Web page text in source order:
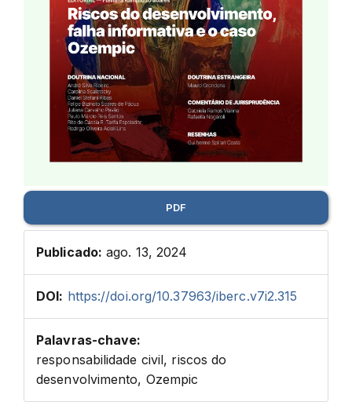
PDF
Publicado: ago. 13, 2024
DOI: https://doi.org/10.37963/iberc.v7i2.315
Palavras-chave:
responsabilidade civil, riscos do
desenvolvimento, Ozempic